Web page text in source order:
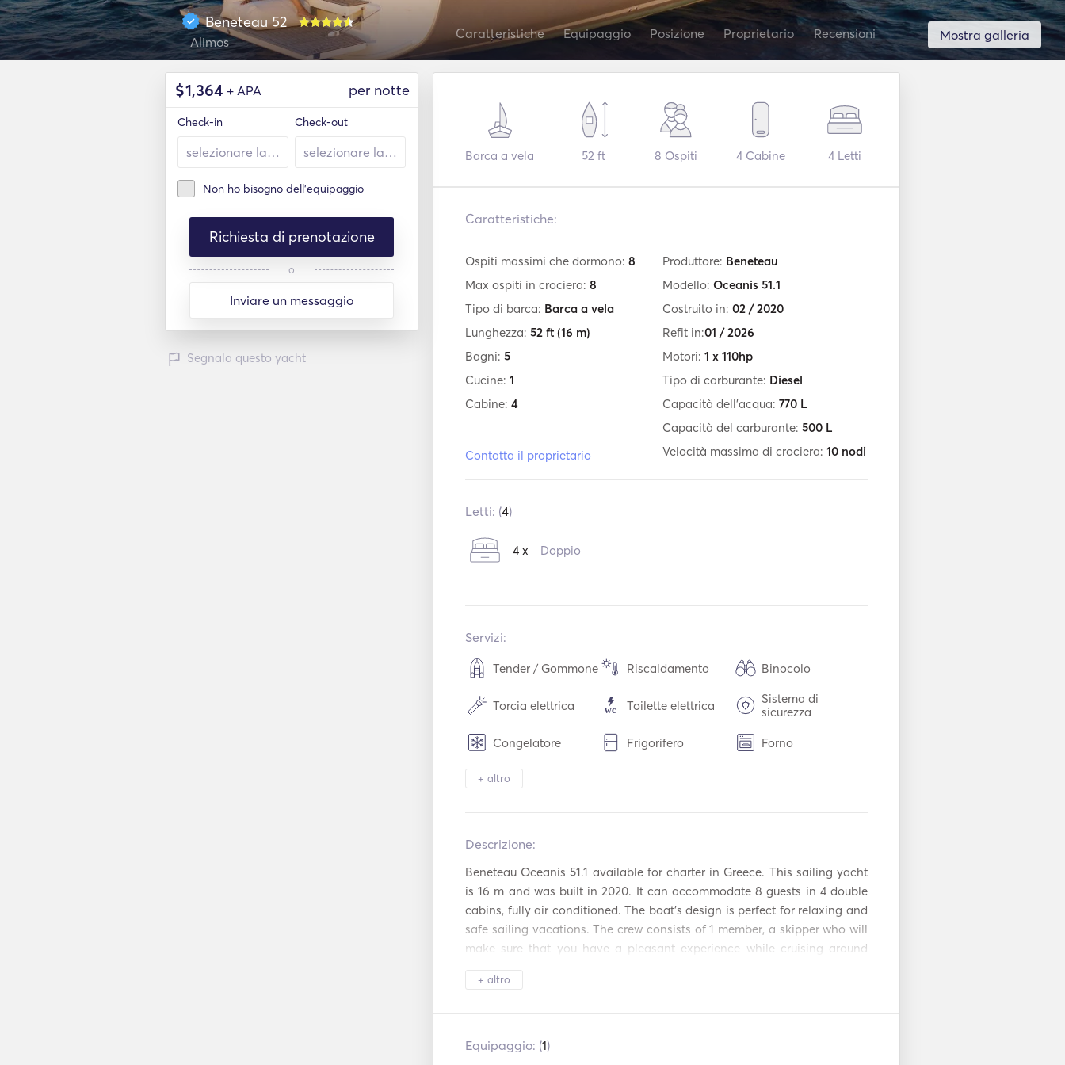
Mostra galleria
Beneteau 52
Alimos
Caratteristiche Equipaggio Posizione Proprietario Recensioni
$1,364 + APA per notte
Check-in Check-out
Non ho bisogno dell'equipaggio
Richiesta di prenotazione
o
Inviare un messaggio
Segnala questo yacht
Barca a vela 52 ft 8 Ospiti 4Cabine 4Letti
Caratteristiche:
Ospiti massimi che dormono: 8
Max ospiti in crociera: 8
Tipo di barca: Barca a vela
Lunghezza: 52 ft (16 m)
Bagni: 5
Cucine: 1
Cabine: 4
Contatta il proprietario
Produttore: Beneteau
Modello: Oceanis 51.1
Costruito in: 02 / 2020
Refit in:01 / 2026
Motori: 1 x 110hp
Tipo di carburante: Diesel
Capacità dell'acqua: 770 L
Capacità del carburante: 500 L
Velocità massima di crociera: 10 nodi
Letti: (4)
4 x Doppio
Servizi:
Tender / Gommone Riscaldamento Binocolo
Torcia elettrica Toilette elettrica
Sistema di
sicurezza
Congelatore Frigorifero Forno
Posate / bicchieri /
piatti
WiFi
Lettore Mp3 /
Radio / CD
Asciugacapelli Ferro da stiro
TV satellitare Inverter di potenza
Gonfiabili da
traino
automatico di
+ altro
Descrizione:
Beneteau Oceanis 51.1 available for charter in Greece. This sailing yacht
is 16 m and was built in 2020. It can accommodate 8 guests in 4 double
cabins, fully air conditioned. The boat's design is perfect for relaxing and
safe sailing vacations. The crew consists of 1 member, a skipper who will
make sure that you have a pleasant experience while cruising around
following water toys:snorkeling & fishing, Red paddle SUP, floating mats
+ altro
Equipaggio: (1)